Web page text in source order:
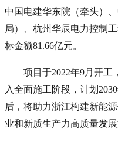
中国电建华东院（牵头）
局）、杭州华辰电力控制
标金额81.66亿元。
项目于2022年9月开工
入全面施工阶段，计划
后，将助力浙江构建新能
业和新质生产力高质量发展